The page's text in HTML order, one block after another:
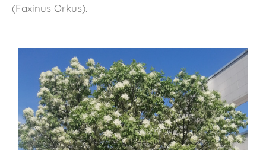
(Faxinus Orkus).